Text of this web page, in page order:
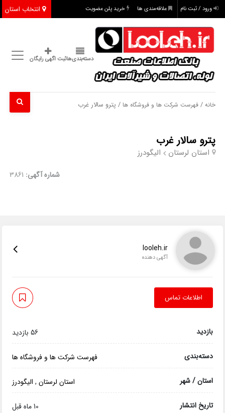
انتخاب استان ورود / ثبت نام علاقه‌مندی ها خرید پلن عضویت
دسته‌بندی‌هاثبت اگهی رایگان
خانه /فهرست شرکت ها و فروشگاه ها / پترو سالار غرب
پترو سالار غرب
استان لرستان الیگودرز
شماره آگهی: 3861
looleh.ir
آگهی دهنده
اطلاعات تماس
بازدید 56 بازدید
دسته‌بندی فهرست شرکت ها و فروشگاه ها
استان / شهر استان لرستان, الیگودرز
تاریخ انتشار 10 ماه قبل